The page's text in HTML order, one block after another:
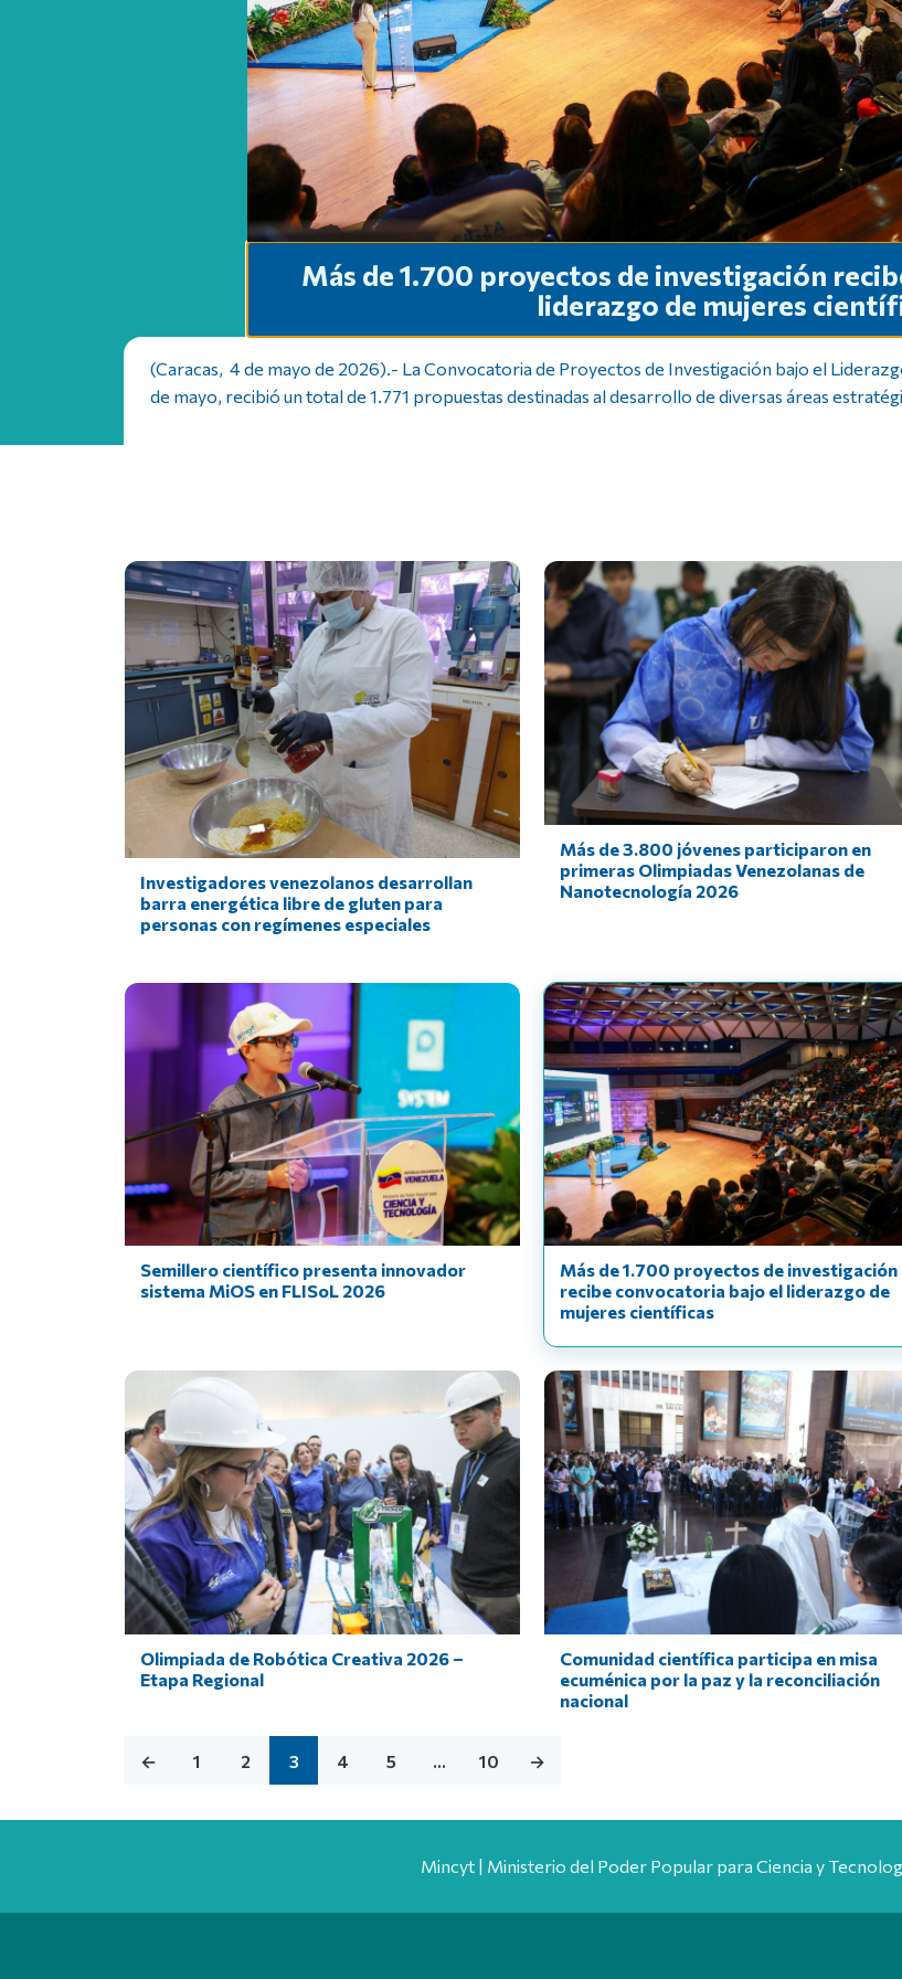
Más de 1.700 proyectos de investigación
liderazgo de mujeres
(Caracas, 4 de mayo de 2026).- La Convocatoria de Proyectos de Investigación bajo el
de mayo, recibió un total de 1.771 propuestas destinadas al desarrollo de diversas áreas
Investigadores venezolanos desarrollan
barra energética libre de gluten para
personas con regímenes especiales
Más de 3.800 jóvenes participaron en
primeras Olimpiadas Venezolanas de
Nanotecnología 2026
Semillero científico presenta innovador
sistema MiOS en FLISoL 2026
Más de 1.700 proyectos de investigación
recibe convocatoria bajo el liderazgo de
mujeres científicas
Olimpiada de Robótica Creativa 2026 –
Etapa Regional
Comunidad científica participa en misa
ecuménica por la paz y la reconciliación
nacional
← 1 2 3 4 5 … 10 →
Mincyt | Ministerio del Poder Popular para Ciencia y